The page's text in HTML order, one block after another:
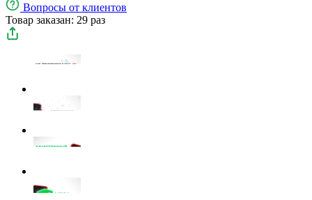
Вопросы от клиентов
Товар заказан: 29 раз